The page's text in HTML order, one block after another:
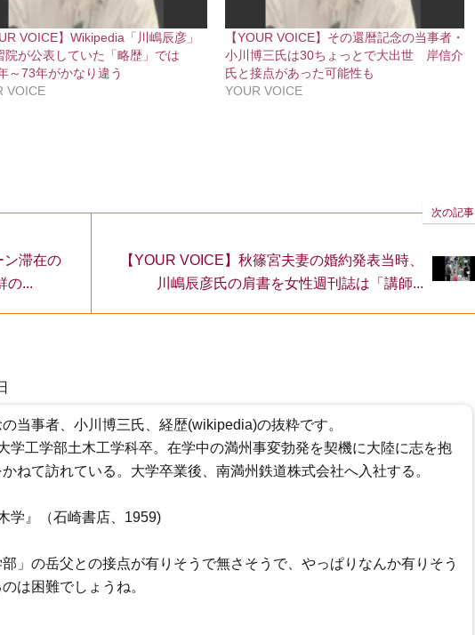
VOICE】Wikipedia「川嶋辰彦」
院が公表していた「略歴」では
～73年がかなり違う
VOICE
【YOUR VOICE】その還暦記念の当事者・
小川博三氏は30ちょっとで大出世 岸信介
氏と接点があった可能性も
YOUR VOICE
ン滞在の
の...
次の記事
【YOUR VOICE】秋篠宮夫妻の婚約発表当時、
川嶋辰彦氏の肩書を女性週刊誌は「講師...
当事者、小川博三氏、経歴(wikipedia)の抜粋です。
学工学部土木工学科卒。在学中の満州事変勃発を契機に大陸に志を抱
ねて訪れている。大学卒業後、南満州鉄道株式会社へ入社する。
学』（石崎書店、1959)
」の岳父との接点が有りそうで無さそうで、やっぱりなんか有りそう
は困難でしょうね。